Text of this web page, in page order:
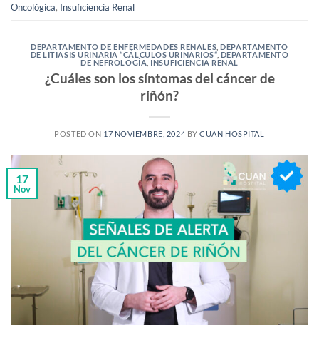
Oncológica, Insuficiencia Renal
DEPARTAMENTO DE ENFERMEDADES RENALES ,DEPARTAMENTO
DE LITIASIS URINARIA “CÁLCULOS URINARIOS“, DEPARTAMENTO
DE NEFROLOGÍA INSUFICIENCIA RENAL
¿Cuáles son los síntomas del cáncer de
riñón?
POSTED ON 17 NOVIEMBRE, 2024 BYCUAN HOSPITAL
17
Nov